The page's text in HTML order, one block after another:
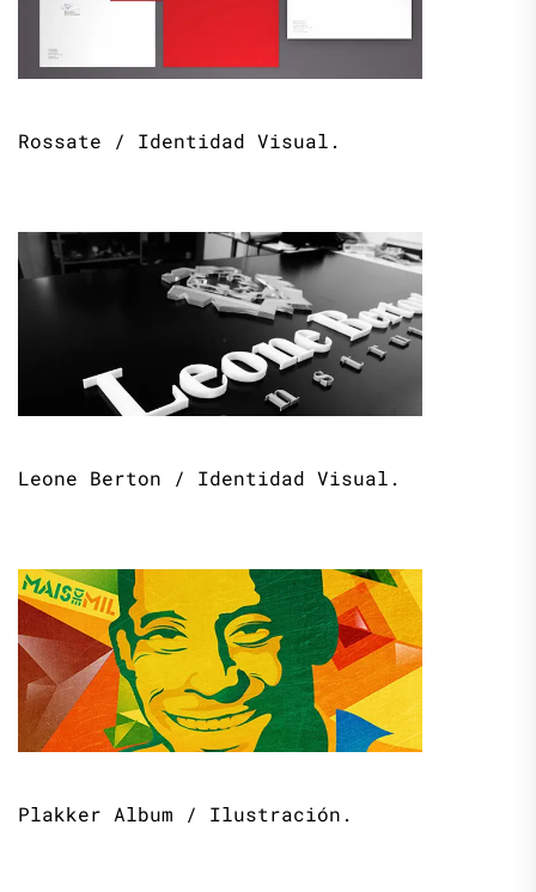
Rossate / Identidad Visual.
Leone Berton / Identidad Visual.
Plakker Album / Ilustración.